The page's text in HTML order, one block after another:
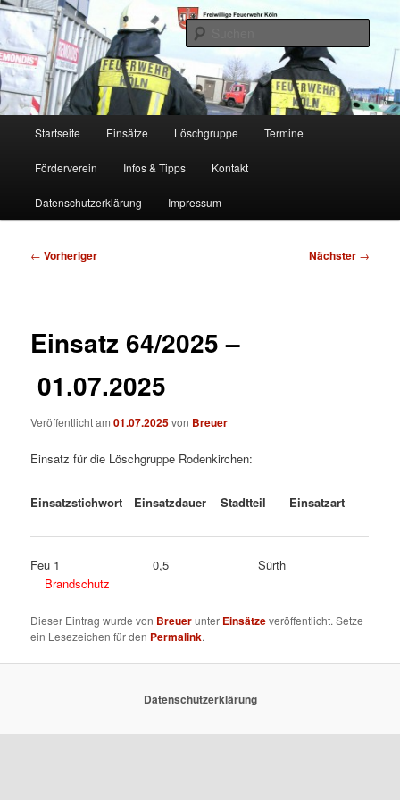
Zum
primären
Inhalt
springenFF Köln, LG RD
Freiwillige Feuerwehr Köln, Löschgruppe Rodenkirchen
Startseite Einsätze Löschgruppe Termine
Förderverein Infos & Tipps Kontakt
Datenschutzerklärung Impressum
Beitragsnavigation
← Vorheriger Nächster →
Einsatz 64/2025 –
01.07.2025
Veröffentlicht am01.07.2025von Breuer
Einsatz für die Löschgruppe Rodenkirchen:
Einsatzstichwort Einsatzdauer Stadtteil Einsatzart
Feu 1 0,5 Sürth
Brandschutz
Dieser Eintrag wurde von Breuerunter Einsätzeveröffentlicht. Setze
ein Lesezeichen für den Permalink.
Datenschutzerklärung